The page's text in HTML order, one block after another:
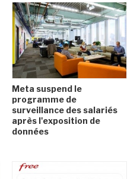
Meta suspend le
programme de
surveillance des salariés
après l'exposition de
données